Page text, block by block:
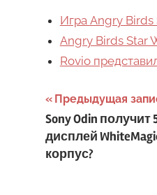
Игра Angry Birds
Angry Birds Star
Rovio
Навигация
по
записям
Предыдущая
Sony Odin
дисплей
корпус?